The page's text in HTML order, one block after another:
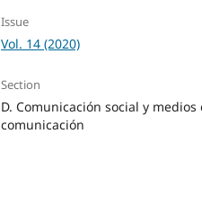
Issue
Vol. 14 (2020)
Section
D. Comunicación social y medios
comunicación